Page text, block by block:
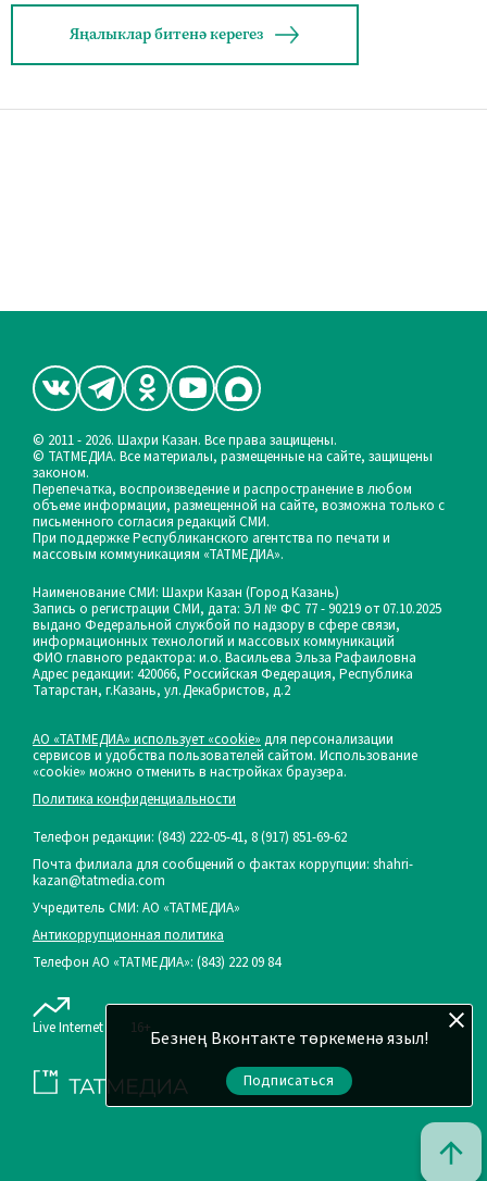
Яңалыклар битенә керегез
Безнең Вконтакте төркеменә языл!
Подписаться
© 2011 - 2026. Шахри Казан. Все права защищены.
© ТАТМЕДИА. Все материалы, размещенные на сайте, защищены
законом.
Перепечатка, воспроизведение и распространение в любом
объеме информации, размещенной на сайте, возможна только с
письменного согласия редакций СМИ.
При поддержке Республиканского агентства по печати и
массовым коммуникациям «ТАТМЕДИА».
Наименование СМИ: Шахри Казан (Город Казань)
Запись о регистрации СМИ, дата: ЭЛ № ФС 77 - 90219 от 07.10.2025
выдано Федеральной службой по надзору в сфере связи,
информационных технологий и массовых коммуникаций
ФИО главного редактора: и.о. Васильева Эльза Рафаиловна
Адрес редакции: 420066, Российская Федерация, Республика
Татарстан, г.Казань, ул.Декабристов, д.2
АО «ТАТМЕДИА» использует «cookie» для персонализации
сервисов и удобства пользователей сайтом. Использование
«cookie» можно отменить в настройках браузера.
Политика конфиденциальности
Телефон редакции: (843) 222-05-41, 8 (917) 851-69-62
Почта филиала для сообщений о фактах коррупции: shahri-
kazan@tatmedia.com
Учредитель СМИ: АО «ТАТМЕДИА»
Антикоррупционная политика
Телефон АО «ТАТМЕДИА»: (843) 222 09 84
Live Internet 16+